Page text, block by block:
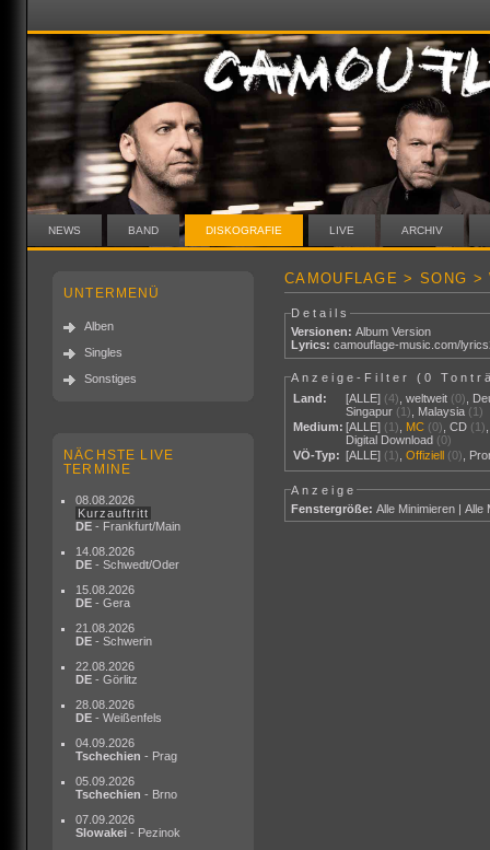
NEWS BAND DISKOGRAFIE LIVE ARCHIV
UNTERMENÜ
Alben
Singles
Sonstiges
NÄCHSTE LIVE
TERMINE
08.08.2026
Kurzauftritt
DE - Frankfurt/Main
14.08.2026
DE - Schwedt/Oder
15.08.2026
DE - Gera
21.08.2026
DE - Schwerin
22.08.2026
DE - Görlitz
28.08.2026
DE - Weißenfels
04.09.2026
Tschechien - Prag
05.09.2026
Tschechien - Brno
07.09.2026
Slowakei - Pezinok
CAMOUFLAGE > SONG
Details
Versionen: Album Version
Lyrics: camouflage-music.com/
Anzeige-Filter (0
Land:
[ALLE] (4) ,weltweit (0)
Singapur (1) Malaysia (1)
Medium: [ALLE] (1) MC (0) ,CD (1)
Digital Download (0)
VÖ-Typ: [ALLE] (1) ,Offiziell (0)
Anzeige
Fenstergröße: Alle Minimieren |Alle